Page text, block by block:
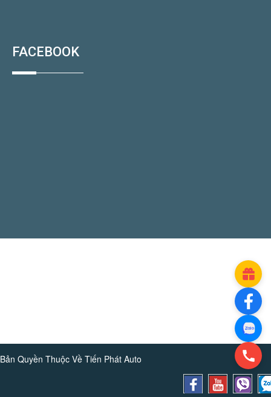
FACEBOOK
Bản Quyền Thuộc Về Tiến Phát Auto